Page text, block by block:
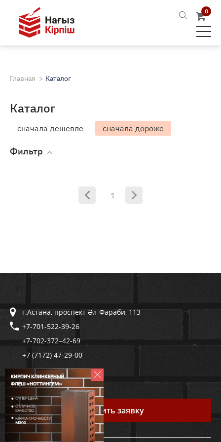
0
Главная Каталог
Каталог
сначала дешевле сначала дороже
Фильтр
1
г.Астана, проспект Әл-Фараби, 113
+7-701-522-39-26
+7-702-372‒42-69
+7 (7172) 47-29-00
trustcomgroup@mail.ru
Оставить заявку